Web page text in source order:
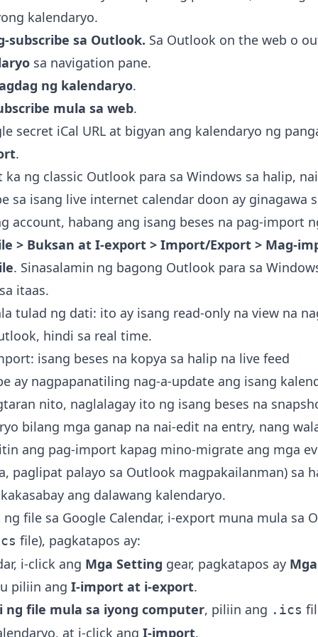
kalendaryo.
subscribe sa Outlook. Sa Outlook on the web o
sa navigation pane.
ng kalendaryo.
mula sa web.
secret iCal URL at bigyan ang kalendaryo ng
.
ng classic Outlook para sa Windows sa halip,
sa isang live internet calendar doon ay ginagawa
account, habang ang isang beses na pag-import
> Buksan at I-export > Import/Export > Mag-
. Sinasalamin ng bagong Outlook para sa
itaas.
tulad ng dati: ito ay isang read-only na view na
hindi sa real time.
isang beses na kopya sa halip na live feed
ay nagpapanatiling nag-a-update ang isang
nito, naglalagay ito ng isang beses na
bilang mga ganap na nai-edit na entry, nang
ang pag-import kapag mino-migrate ang mga
paglipat palayo sa Outlook magpakailanman) sa
ang dalawang kalendaryo.
file sa Google Calendar, i-export muna mula sa
file), pagkatapos ay:
i-click ang Mga Setting gear, pagkatapos ay
piliin ang I-import at i-export.
ng file mula sa iyong computer, piliin ang .ics
at i-click ang I-import.